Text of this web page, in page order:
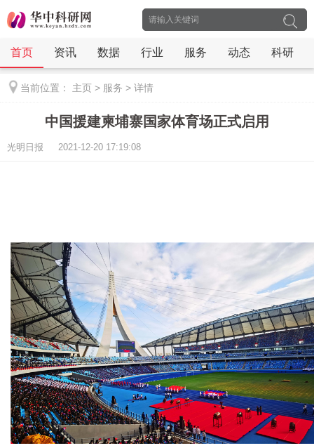
首页 资讯 数据 行业 服务 动态 科研
当前位置： 主页 > 服务 > 详情
中国援建柬埔寨国家体育场正式启用
光明日报 2021-12-20 17:19:08